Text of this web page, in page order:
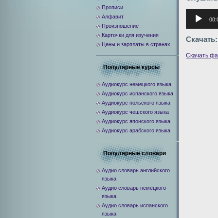
Аудиоплеер
Скачать:
Скачать
Прописи
Алфавит
Произношение
Карточки для изучения
Цены и зарплаты в странах
Популярные курсы
Аудиокурс немецкого языка
Аудиокурс испанского языка
Аудиокурс польского языка
Аудиокурс чешского языка
Аудиокурс японского языка
Аудиокурс арабского языка
Популярные словари
Аудио словарь английского
языка
Аудио словарь немецкого
языка
Аудио словарь испанского
языка